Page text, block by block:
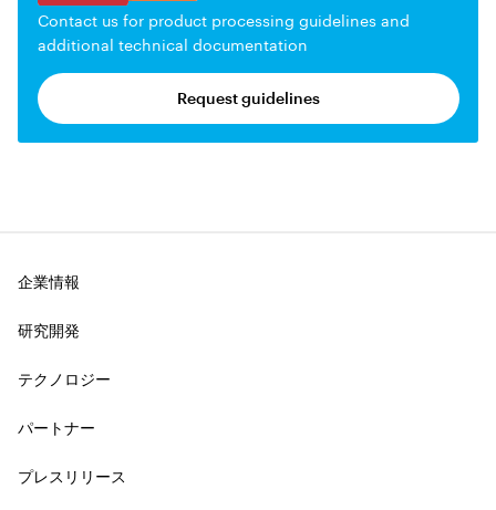
Contact us for product processing guidelines and
additional technical documentation
Request guidelines
企業情報
研究開発
テクノロジー
パートナー
プレスリリース